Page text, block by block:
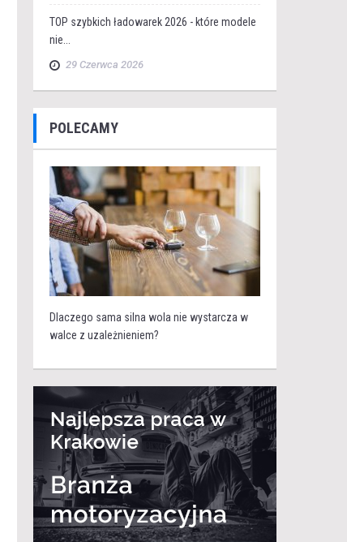
TOP szybkich ładowarek 2026 - które modele
nie...
29 Czerwca 2026
POLECAMY
Dlaczego sama silna wola nie wystarcza w
walce z uzależnieniem?